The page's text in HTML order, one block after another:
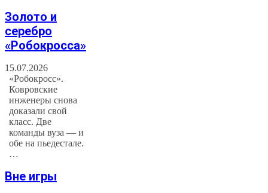
Золото и
серебро
«Робокросса»
15.07.2026
«Робокросс».
Ковровские
инженеры снова
доказали свой
класс. Две
команды вуза — и
обе на пьедестале.
…
Вне игры